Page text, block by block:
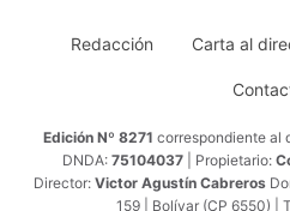
Redacción Carta al
Edición Nº 8271 correspondiente al
DNDA: 75104037 | Propietario:
Director: Victor Agustín Cabreros
159 | Bolívar (CP 6550) |